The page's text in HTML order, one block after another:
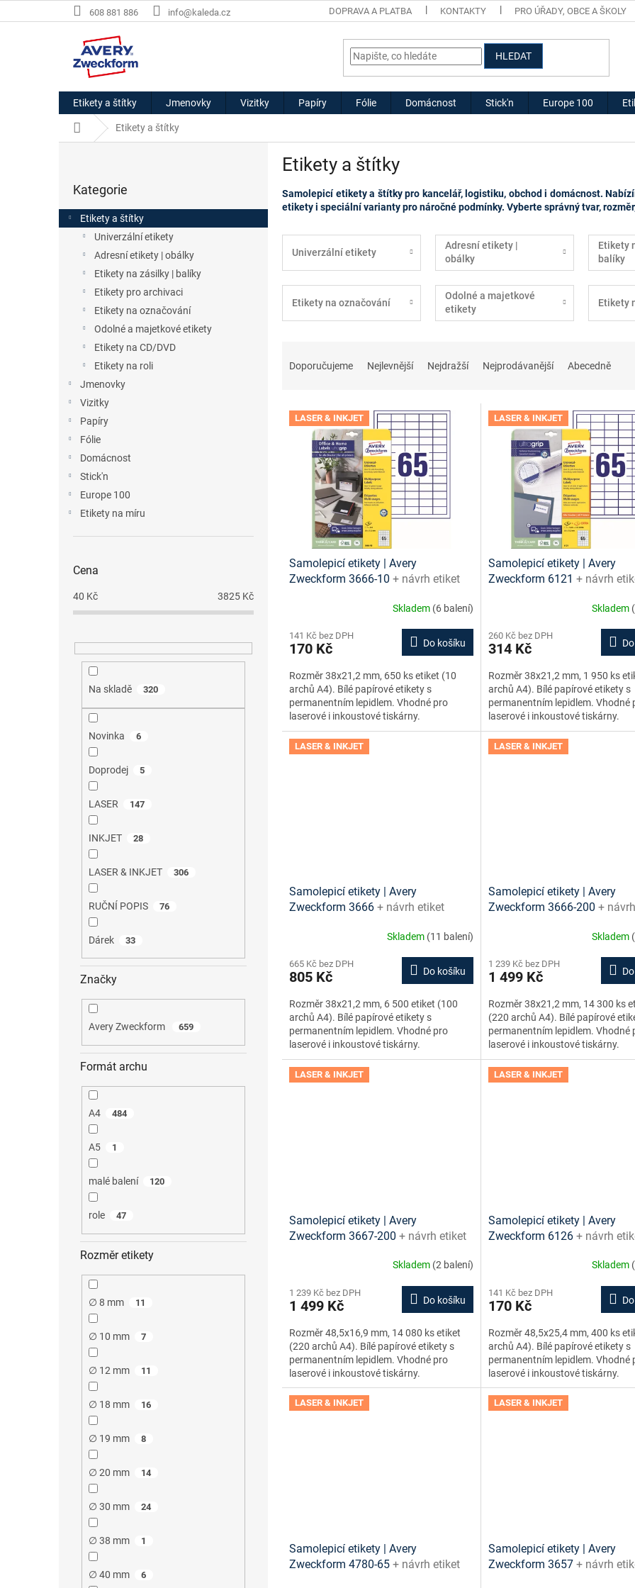
na
608 881 886 info@kaleda.cz DOPRAVA A PLATBA KONTAKTY PRO ÚŘADY, OBCE A ŠKOLY
HLEDAT
Etikety a štítky Jmenovky Vizitky Papíry Fólie Domácnost Stick'n Europe 100
Domů Etikety a štítky
r
a
kategorie
Kategorie
Etikety a štítky
Univerzální etikety
Adresní etikety | obálky
Etikety na zásilky | balíky
Etikety pro archivaci
Etikety na označování
Odolné a majetkové etikety
Etikety na CD/DVD
Etikety na roli
Jmenovky
Vizitky
Papíry
Fólie
Domácnost
Stick'n
Europe 100
Etikety na míru
Cena
40 Kč 3825 Kč
Na skladě 320
Novinka 6
Doprodej 5
LASER 147
INKJET 28
LASER & INKJET 306
RUČNÍ POPIS 76
Dárek 33
Značky
Avery Zweckform 659
Formát archu
A4 484
A5 1
malé balení 120
role 47
Rozměr etikety
∅ 8 mm 11
∅ 10 mm 7
∅ 12 mm 11
∅ 18 mm 16
∅ 19 mm 8
∅ 20 mm 14
∅ 30 mm 24
∅ 38 mm 1
∅ 40 mm 6
Etikety a štítky
Samolepicí etikety a štítky pro kancelář, logistiku, obchod i domácnost.
etikety i speciální varianty pro náročné podmínky. Vyberte správný tvar,
Univerzální etikety
Adresní etikety |
obálky
Etikety
balíky
Etikety na označování
Odolné a majetkové
etikety
Etikety
Doporučujeme Nejlevnější Nejdražší Nejprodávanější Abecedně
V LASER & INKJET
Samolepicí etikety | Avery
Zweckform 3666‑10 + návrh etiket
Skladem (6 balení)
141 Kč bez DPH
170 Kč Do košíku
Rozměr 38x21,2 mm, 650 ks etiket (10
archů A4). Bílé papírové etikety s
permanentním lepidlem. Vhodné pro
laserové i inkoustové tiskárny.
LASER & INKJET
Samolepicí etikety | Avery
Zweckform 6121 + návrh
Skladem
260 Kč bez DPH
314 Kč
Rozměr 38x21,2 mm, 1 950 ks
archů A4). Bílé papírové etikety s
permanentním lepidlem. Vhodné
laserové i inkoustové tiskárny.
LASER & INKJET
Samolepicí etikety | Avery
Zweckform 3666 + návrh etiket
Skladem (11 balení)
665 Kč bez DPH
805 Kč Do košíku
Rozměr 38x21,2 mm, 6 500 etiket (100
archů A4). Bílé papírové etikety s
permanentním lepidlem. Vhodné pro
laserové i inkoustové tiskárny.
LASER & INKJET
Samolepicí etikety | Avery
Zweckform 3666-200 +
Skladem
1 239 Kč bez DPH
1 499 Kč
Rozměr 38x21,2 mm, 14 300 ks
(220 archů A4). Bílé papírové
permanentním lepidlem. Vhodné
laserové i inkoustové tiskárny.
LASER & INKJET
Samolepicí etikety | Avery
Zweckform 3667-200 + návrh etiket
Skladem (2 balení)
1 239 Kč bez DPH
1 499 Kč Do košíku
Rozměr 48,5x16,9 mm, 14 080 ks etiket
(220 archů A4). Bílé papírové etikety s
permanentním lepidlem. Vhodné pro
laserové i inkoustové tiskárny.
LASER & INKJET
Samolepicí etikety | Avery
Zweckform 6126 + návrh
Skladem
141 Kč bez DPH
170 Kč
Rozměr 48,5x25,4 mm, 400 ks
archů A4). Bílé papírové etikety s
permanentním lepidlem. Vhodné
laserové i inkoustové tiskárny.
LASER & INKJET
Samolepicí etikety | Avery
Zweckform 4780-65 + návrh etiket
LASER & INKJET
Samolepicí etikety | Avery
Zweckform 3657 + návrh